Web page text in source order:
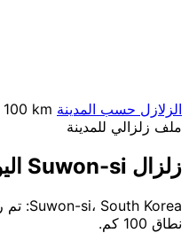
الزلازل حسب المدينة 100 km
ملف زلزالي للمدينة
زلزال Suwon-si اليوم
نطاق 100 كم.